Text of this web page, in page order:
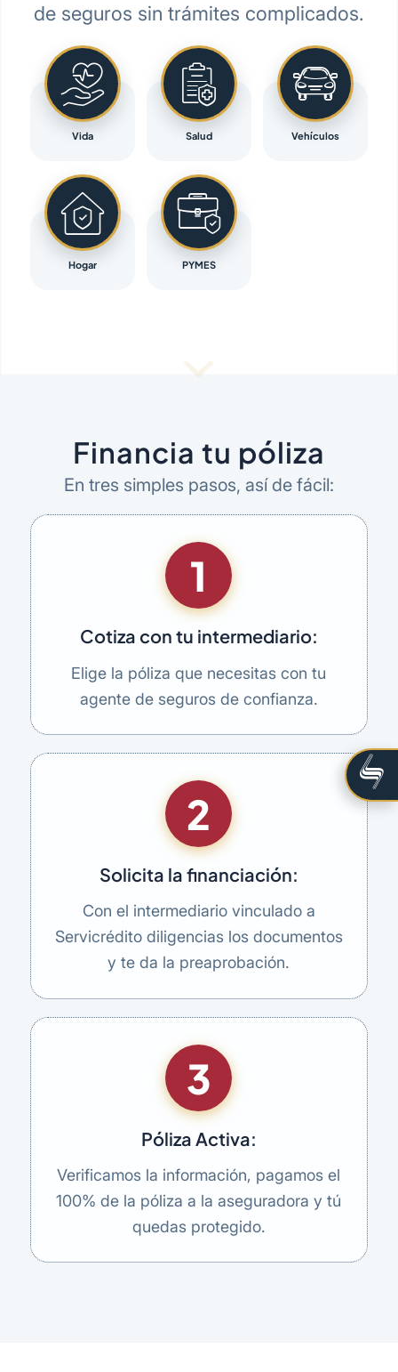
de seguros sin trámites complicados.
Vida Salud Vehículos
Hogar PYMES
Financia tu póliza
En tres simples pasos, así de fácil:
1
Cotiza con tu intermediario:
Elige la póliza que necesitas con tu
agente de seguros de confianza.
2
Solicita la financiación:
Con el intermediario vinculado a
Servicrédito diligencias los documentos
y te da la preaprobación.
3
Póliza Activa:
Verificamos la información, pagamos el
100% de la póliza a la aseguradora y tú
quedas protegido.